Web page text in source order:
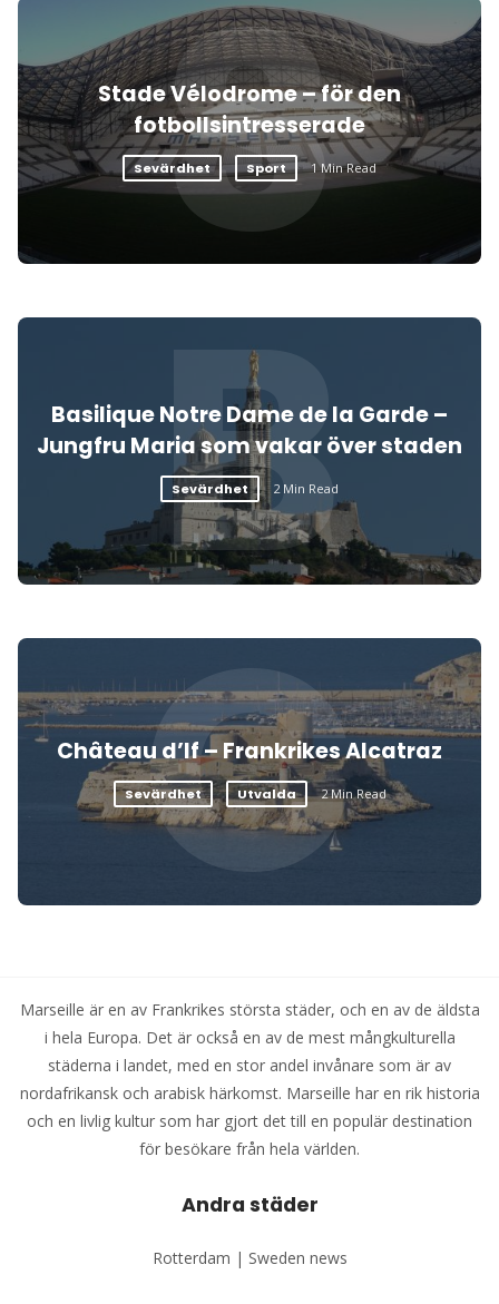
S
Stade Vélodrome – för den
fotbollsintresserade
Sevärdhet Sport 1 Min Read
B
Basilique Notre Dame de la Garde –
Jungfru Maria som vakar över staden
Sevärdhet 2 Min Read
C
Château d’If – Frankrikes Alcatraz
Sevärdhet Utvalda 2 Min Read
Marseille är en av Frankrikes största städer, och en av de äldsta
i hela Europa. Det är också en av de mest mångkulturella
städerna i landet, med en stor andel invånare som är av
nordafrikansk och arabisk härkomst. Marseille har en rik historia
och en livlig kultur som har gjort det till en populär destination
för besökare från hela världen.
Andra städer
Rotterdam | Sweden news